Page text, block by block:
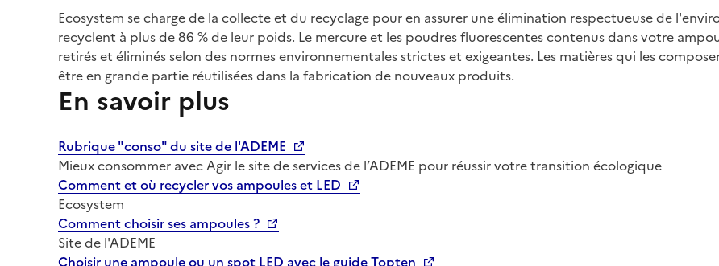
Ecosystem se charge de la collecte et du recyclage pour en assurer une élimination respectueuse de
recyclent à plus de 86 % de leur poids. Le mercure et les poudres fluorescentes contenus dans votre
retirés et éliminés selon des normes environnementales strictes et exigeantes. Les matières qui les
être en grande partie réutilisées dans la fabrication de nouveaux produits.
En savoir plus
Rubrique "conso" du site de l'ADEME
Mieux consommer avec Agir le site de services de l’ADEME pour réussir votre transition écologique
Comment et où recycler vos ampoules et LED
Ecosystem
Comment choisir ses ampoules ?
Site de l'ADEME
Choisir une ampoule ou un spot LED avec le guide Topten